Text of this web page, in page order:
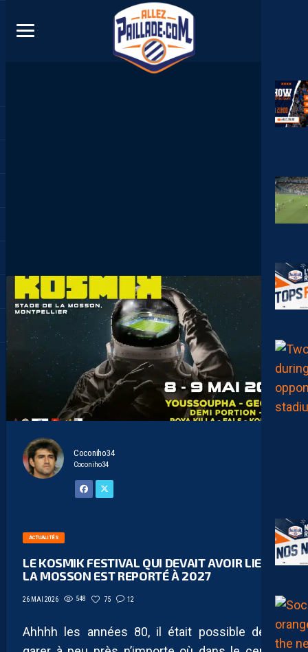
Coconiho34
Coconiho34
ACTUALITÉS
LE KOSMIK FESTIVAL QUI DEVAIT AVOIR LIEU À
LA MOSSON EST REPORTÉ À 2027
26 MAI 2026 548 75 12
Ahhhh les années 80, il était possible de se